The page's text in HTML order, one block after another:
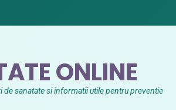
ONLINE
de sanatate si informatii utile pentru preventie